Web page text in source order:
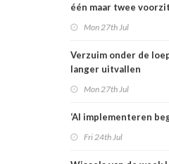
één maar twee
Mon 27th Jul
Verzuim onder de
langer uitvallen
Mon 27th Jul
‘AI implementeren
Fri 24th Jul